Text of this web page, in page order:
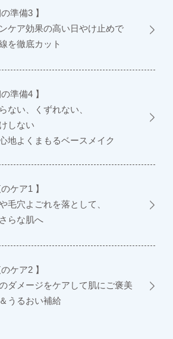
の準備3 】
ケア効果の高い日やけ止めで
を徹底カット
の準備4 】
ない、くずれない、
しない
地よくまもるベースメイク
のケア1 】
毛穴よごれを落として、
らな肌へ
のケア2 】
ダメージをケアして肌にご褒美
うるおい補給